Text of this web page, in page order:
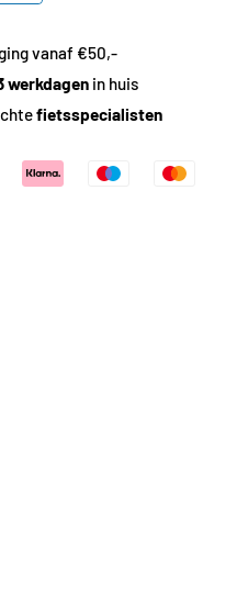
vanaf €50,-
werkdagenin huis
fietsspecialisten